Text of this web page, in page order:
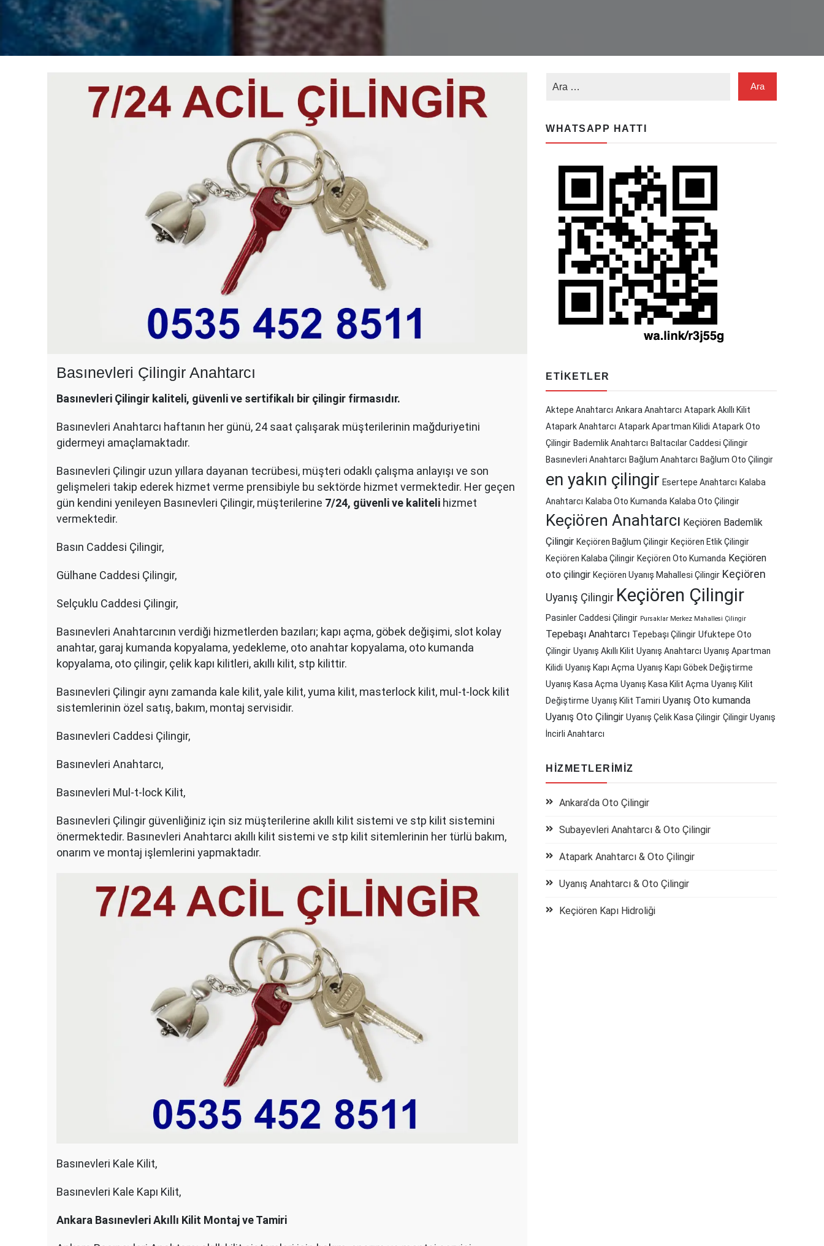
Basınevleri Çilingir Anahtarcı
Basınevleri Çilingir kaliteli, güvenli ve sertifikalı bir çilingir firmasıdır.
Basınevleri Anahtarcı haftanın her günü, 24 saat çalışarak müşterilerinin mağduriyetini
gidermeyi amaçlamaktadır.
Basınevleri Çilingir uzun yıllara dayanan tecrübesi, müşteri odaklı çalışma anlayışı ve son
gelişmeleri takip ederek hizmet verme prensibiyle bu sektörde hizmet vermektedir. Her geçen
gün kendini yenileyen Basınevleri Çilingir, müşterilerine 7/24, güvenli ve kaliteli hizmet
vermektedir.
Basın Caddesi Çilingir,
Gülhane Caddesi Çilingir,
Selçuklu Caddesi Çilingir,
Basınevleri Anahtarcının verdiği hizmetlerden bazıları; kapı açma, göbek değişimi, slot kolay
anahtar, garaj kumanda kopyalama, yedekleme, oto anahtar kopyalama, oto kumanda
kopyalama, oto çilingir, çelik kapı kilitleri, akıllı kilit, stp kilittir.
Basınevleri Çilingir aynı zamanda kale kilit, yale kilit, yuma kilit, masterlock kilit, mul-t-lock kilit
sistemlerinin özel satış, bakım, montaj servisidir.
Basınevleri Caddesi Çilingir,
Basınevleri Anahtarcı,
Basınevleri Mul-t-lock Kilit,
Basınevleri Çilingir güvenliğiniz için siz müşterilerine akıllı kilit sistemi ve stp kilit sistemini
önermektedir. Basınevleri Anahtarcı akıllı kilit sistemi ve stp kilit sitemlerinin her türlü bakım,
onarım ve montaj işlemlerini yapmaktadır.
Basınevleri Kale Kilit,
Basınevleri Kale Kapı Kilit,
Ankara Basınevleri Akıllı Kilit Montaj ve Tamiri
WHATSAPP HATTI
ETIKETLER
Aktepe Anahtarcı Ankara Anahtarcı Atapark Akıllı Kilit
Atapark Anahtarcı Atapark Apartman Kilidi Atapark Oto
Çilingir Bademlik Anahtarcı Baltacılar Caddesi Çilingir
Basınevleri Anahtarcı Bağlum Anahtarcı Bağlum Oto Çilingir
en yakın çilingir Esertepe Anahtarcı Kalaba
Anahtarcı Kalaba Oto Kumanda Kalaba Oto Çilingir
Keçiören Anahtarcı Keçiören Bademlik
Çilingir Keçiören Bağlum Çilingir Keçiören Etlik Çilingir
Keçiören Kalaba Çilingir Keçiören Oto Kumanda Keçiören
oto çilingir Keçiören Uyanış Mahallesi Çilingir Keçiören
Uyanış Çilingir Keçiören Çilingir
Pasinler Caddesi Çilingir Pursaklar Merkez Mahallesi Çilingir
Tepebaşı Anahtarcı Tepebaşı Çilingir Ufuktepe Oto
Çilingir Uyanış Akıllı Kilit Uyanış Anahtarcı Uyanış Apartman
Kilidi Uyanış Kapı Açma Uyanış Kapı Göbek Değiştirme
Uyanış Kasa Açma Uyanış Kasa Kilit Açma Uyanış Kilit
Değiştirme Uyanış Kilit Tamiri Uyanış Oto kumanda
Uyanış Oto Çilingir Uyanış Çelik Kasa Çilingir Çilingir Uyanış
İncirli Anahtarcı
HIZMETLERIMIZ
Ankara’da Oto Çilingir
Subayevleri Anahtarcı & Oto Çilingir
Atapark Anahtarcı & Oto Çilingir
Uyanış Anahtarcı & Oto Çilingir
Keçiören Kapı Hidroliği